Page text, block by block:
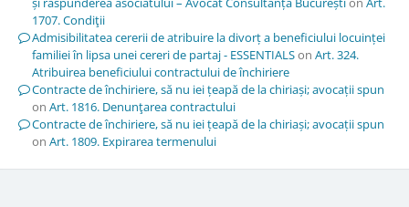
1707. Condiţii
Admisibilitatea cererii de atribuire la divorț a beneficiului locuinței
familiei în lipsa unei cereri de partaj - ESSENTIALSon Art. 324.
Atribuirea beneficiului contractului de închiriere
Contracte de închiriere, să nu iei țeapă de la chiriași; avocații spun
on Art. 1816. Denunţarea contractului
Contracte de închiriere, să nu iei țeapă de la chiriași; avocații spun
on Art. 1809. Expirarea termenului